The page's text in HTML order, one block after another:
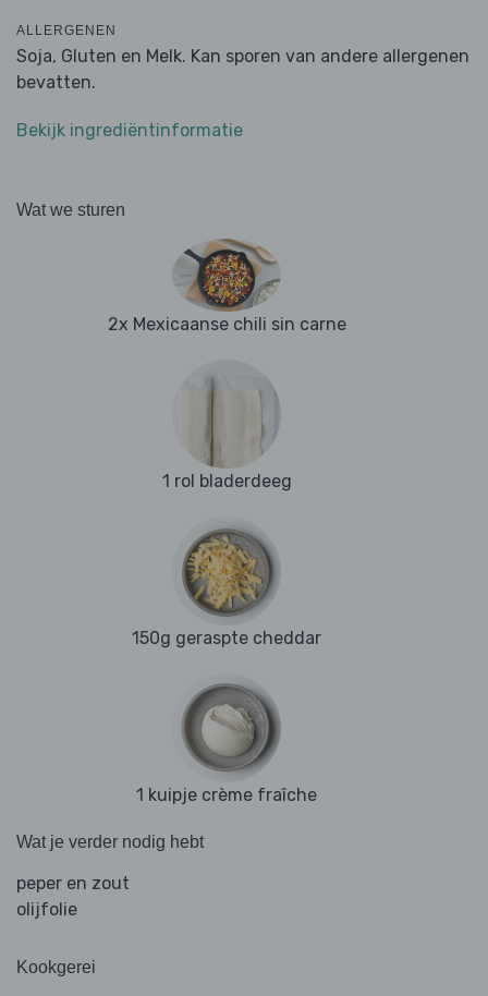
ALLERGENEN
Soja, Gluten en Melk. Kan sporen van andere allergenen
bevatten.
Bekijk ingrediëntinformatie
Wat we sturen
2x Mexicaanse chili sin carne
1 rol bladerdeeg
150g geraspte cheddar
1 kuipje crème fraîche
Wat je verder nodig hebt
peper en zout
olijfolie
Kookgerei